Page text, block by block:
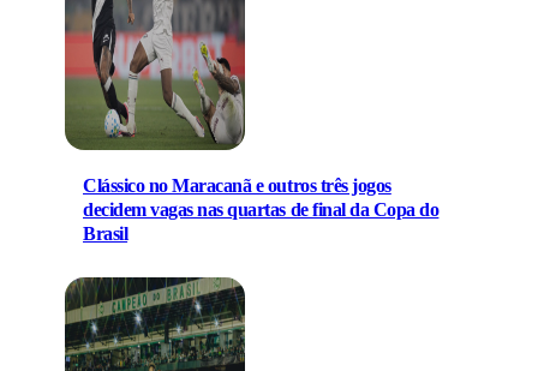
Clássico no Maracanã e outros três jogos
decidem vagas nas quartas de final da Copa do
Brasil